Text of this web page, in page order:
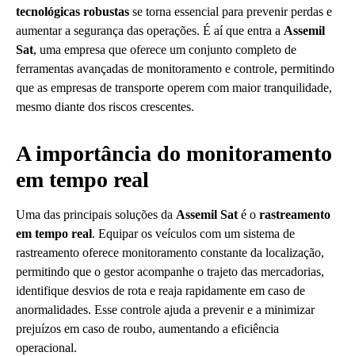
tecnológicas robustas se torna essencial para prevenir perdas e
aumentar a segurança das operações. É aí que entra a Assemil
Sat, uma empresa que oferece um conjunto completo de
ferramentas avançadas de monitoramento e controle, permitindo
que as empresas de transporte operem com maior tranquilidade,
mesmo diante dos riscos crescentes.
A importância do monitoramento
em tempo real
Uma das principais soluções da Assemil Sat é o rastreamento
em tempo real. Equipar os veículos com um sistema de
rastreamento oferece monitoramento constante da localização,
permitindo que o gestor acompanhe o trajeto das mercadorias,
identifique desvios de rota e reaja rapidamente em caso de
anormalidades. Esse controle ajuda a prevenir e a minimizar
prejuízos em caso de roubo, aumentando a eficiência
operacional.